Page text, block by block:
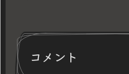
コメント